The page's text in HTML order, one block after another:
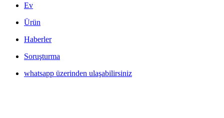
Ev
Ürün
Haberler
Soruşturma
whatsapp üzerinden ulaşabilirsiniz